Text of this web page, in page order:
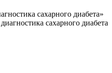
сахарного диабета»
сахарного диабета